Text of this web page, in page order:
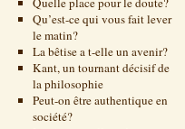
Qu’est-ce qui vous fait lever
le matin?
La bêtise a t-elle un avenir?
Kant, un tournant décisif de
la philosophie
Peut-on être authentique en
société?